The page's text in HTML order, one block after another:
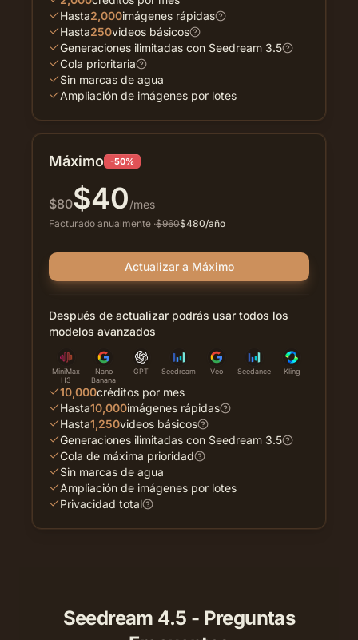
Hasta2,000imágenes rápidas
Hasta250videos básicos
Generaciones ilimitadas con Seedream 3.5
Cola prioritaria
Sin marcas de agua
Ampliación de imágenes por lotes
Máximo -50%
$80$40/mes
Facturado anualmente ·$960$480/año
Actualizar a Máximo
Después de actualizar podrás usar todos los
modelos avanzados
MiniMax
H3
Nano
Banana
GPT Seedream Veo Seedance Kling
10,000créditos por mes
Hasta10,000imágenes rápidas
Hasta1,250videos básicos
Generaciones ilimitadas con Seedream 3.5
Cola de máxima prioridad
Sin marcas de agua
Ampliación de imágenes por lotes
Privacidad total
Seedream 4.5 - Preguntas